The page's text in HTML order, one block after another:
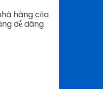
hàng của
dễ dàng